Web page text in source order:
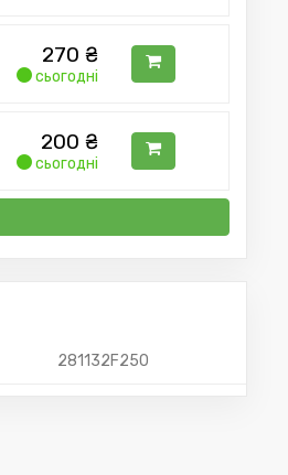
270 ₴
сьогодні
200 ₴
сьогодні
281132F250